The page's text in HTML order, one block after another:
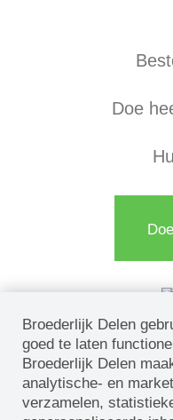
Doe
Broederlijk Delen
goed te laten
Broederlijk Delen
analytische- en
verzamelen,